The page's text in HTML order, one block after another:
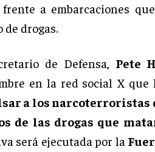
frente a embarcaciones
de drogas.
de Defensa, Pete
en la red social X que
a los narcoterroristas
de las drogas que
será ejecutada por la